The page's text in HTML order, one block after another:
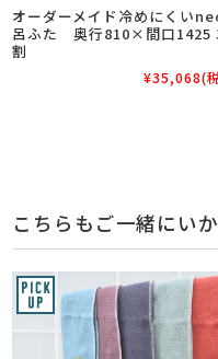
オーダーメイド冷めにくい
呂ふた 奥行810×間口1425
割
¥35,068(
こちらもご一緒にい